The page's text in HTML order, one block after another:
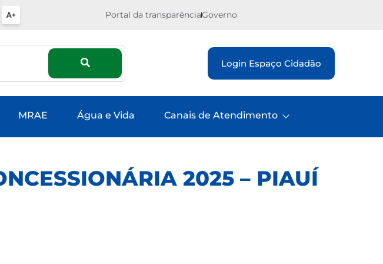
Portal da transparênciaGoverno
Login Espaço Cidadão
MRAE Água e Vida Canais de Atendimento
2025 – PIAUÍ